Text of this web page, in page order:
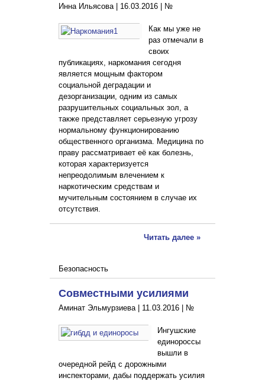
Инна Ильясова | 16.03.2016 №
Как мы уже не
раз отмечали в
своих
публикациях, наркомания сегодня
является мощным фактором
социальной деградации и
дезорганизации, одним из самых
разрушительных социальных зол, а
также представляет серьезную угрозу
нормальному функционированию
общественного организма. Медицина по
праву рассматривает её как болезнь,
которая характеризуется
непреодолимым влечением к
наркотическим средствам и
мучительным состоянием в случае их
отсутствия.
Читать далее »
Безопасность
Совместными усилиями
Аминат Эльмурзиева | 11.03.2016 №
Ингушские
единороссы
вышли в
очередной рейд с дорожными
инспекторами, дабы поддержать усилия